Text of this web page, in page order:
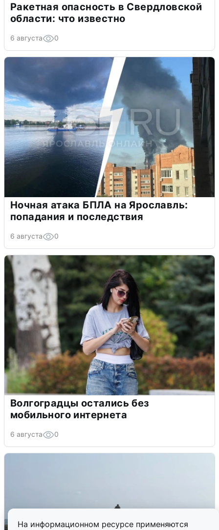
На информационном ресурсе применяются
Ракетная опасность в Свердловской
области: что известно
6 августа 0
Ночная атака БПЛА на Ярославль:
попадания и последствия
6 августа 0
Волгоградцы остались без
мобильного интернета
6 августа 0